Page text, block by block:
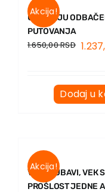
Akcija!
U MUZEJU
PUTOVANJA
1.650,00RSD
Dodaj u
Akcija!
VEК LJUBAVI, VEК
PROŠLOST JEDNE